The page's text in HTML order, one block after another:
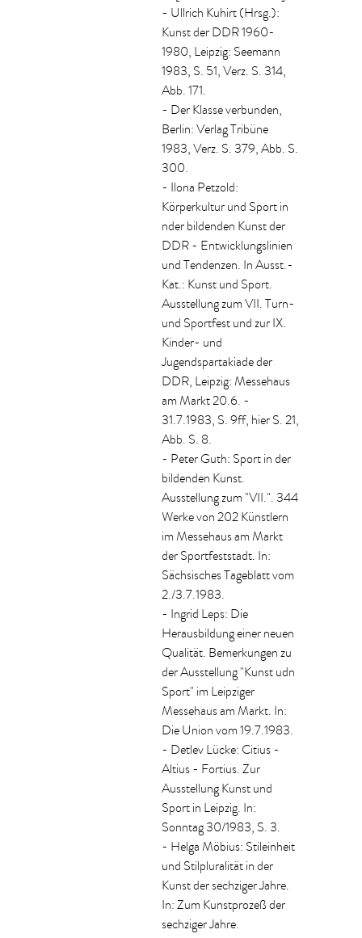
- Ullrich Kuhirt (Hrsg.):
Kunst der DDR 1960-
1980, Leipzig: Seemann
1983, S. 51, Verz. S. 314,
Abb. 171.
- Der Klasse verbunden,
Berlin: Verlag Tribüne
1983, Verz. S. 379, Abb. S.
300.
- Ilona Petzold:
Körperkultur und Sport in
nder bildenden Kunst der
DDR - Entwicklungslinien
und Tendenzen. In Ausst.-
Kat.: Kunst und Sport.
Ausstellung zum VII. Turn-
und Sportfest und zur IX.
Kinder- und
Jugendspartakiade der
DDR, Leipzig: Messehaus
am Markt 20.6. -
31.7.1983, S. 9ff, hier S. 21,
Abb. S. 8.
- Peter Guth: Sport in der
bildenden Kunst.
Ausstellung zum "VII.". 344
Werke von 202 Künstlern
im Messehaus am Markt
der Sportfeststadt. In:
Sächsisches Tageblatt vom
2./3.7.1983.
- Ingrid Leps: Die
Herausbildung einer neuen
Qualität. Bemerkungen zu
der Ausstellung "Kunst udn
Sport" im Leipziger
Messehaus am Markt. In:
Die Union vom 19.7.1983.
- Detlev Lücke: Citius -
Altius - Fortius. Zur
Ausstellung Kunst und
Sport in Leipzig. In:
Sonntag 30/1983, S. 3.
- Helga Möbius: Stileinheit
und Stilpluralität in der
Kunst der sechziger Jahre.
In: Zum Kunstprozeß der
sechziger Jahre.